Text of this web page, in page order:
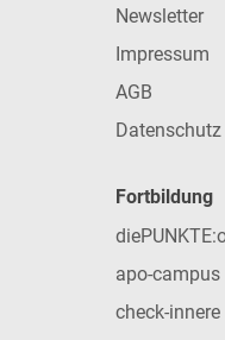
Newsletter
Impressum
AGB
Datenschutz
Fortbildung
apo-campus
check-innere